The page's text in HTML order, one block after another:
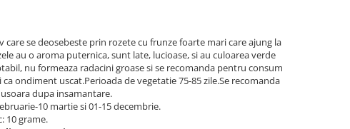
se deosebeste prin rozete cu frunze foarte mari care ajung la
au o aroma puternica, sunt late, lucioase, si au culoarea verde
nu formeaza radacini groase si se recomanda pentru consum
ondiment uscat.Perioada de vegetatie 75-85 zile.Se recomanda
dupa insamantare.
10 martie si 01-15 decembrie.
10 grame.